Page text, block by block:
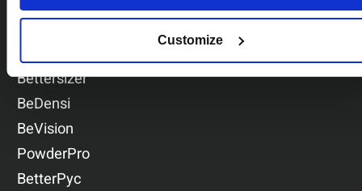
Customize
Por série
Bettersizer
BeDensi
BeVision
PowderPro
BetterPyc